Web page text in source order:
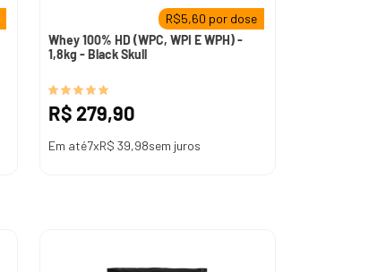
R$5,60 por dose
Whey 100% HD (WPC, WPI E WPH) -
1,8kg - Black Skull
R$ 279,90
Em até7xR$ 39,98sem juros